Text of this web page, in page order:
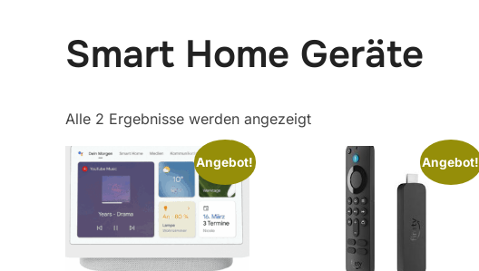
Smart Home Geräte
Alle 2 Ergebnisse werden angezeigt
Angebot! Angebot!